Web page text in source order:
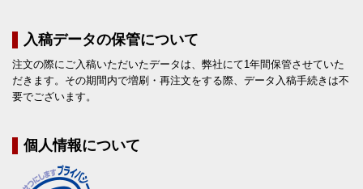
入稿データの保管について
注文の際にご入稿いただいたデータは、弊社にて1年間保管させていた
だきます。その期間内で増刷・再注文をする際、データ入稿手続きは不
要でございます。
個人情報について